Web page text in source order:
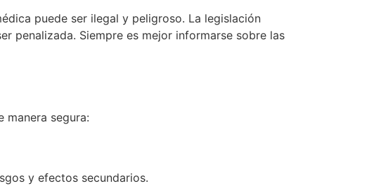
puede ser ilegal y peligroso. La legislación
penalizada. Siempre es mejor informarse sobre las
manera segura:
y efectos secundarios.